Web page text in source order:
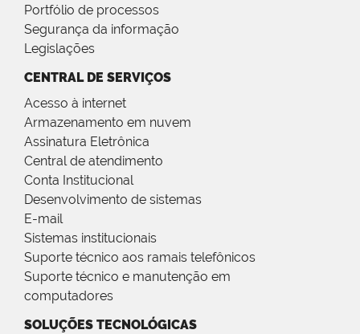
Portfólio de processos
Segurança da informação
Legislações
CENTRAL DE SERVIÇOS
Acesso à internet
Armazenamento em nuvem
Assinatura Eletrônica
Central de atendimento
Conta Institucional
Desenvolvimento de sistemas
E-mail
Sistemas institucionais
Suporte técnico aos ramais telefônicos
Suporte técnico e manutenção em
computadores
SOLUÇÕES TECNOLÓGICAS